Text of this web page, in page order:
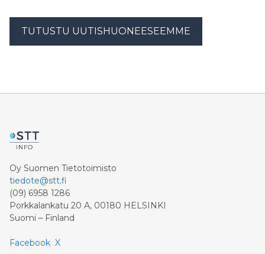
TUTUSTU UUTISHUONEESEEMME
Oy Suomen Tietotoimisto
tiedote@stt.fi
(09) 6958 1286
Porkkalankatu 20 A, 00180 HELSINKI
Suomi – Finland
Facebook X